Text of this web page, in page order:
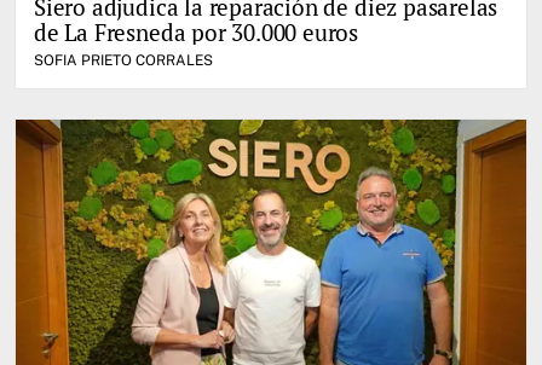
Siero adjudica la reparación de diez pasarelas
de La Fresneda por 30.000 euros
SOFIA PRIETO CORRALES